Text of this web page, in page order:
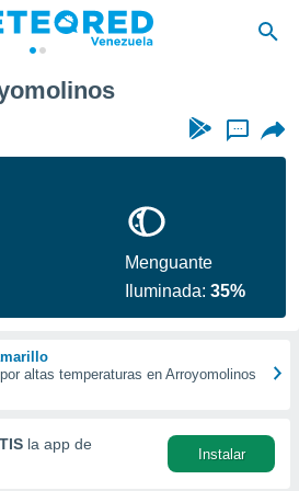
...
Menguante
Iluminada:35%
altas temperaturas en Arroyomolinos
la app de
Instalar